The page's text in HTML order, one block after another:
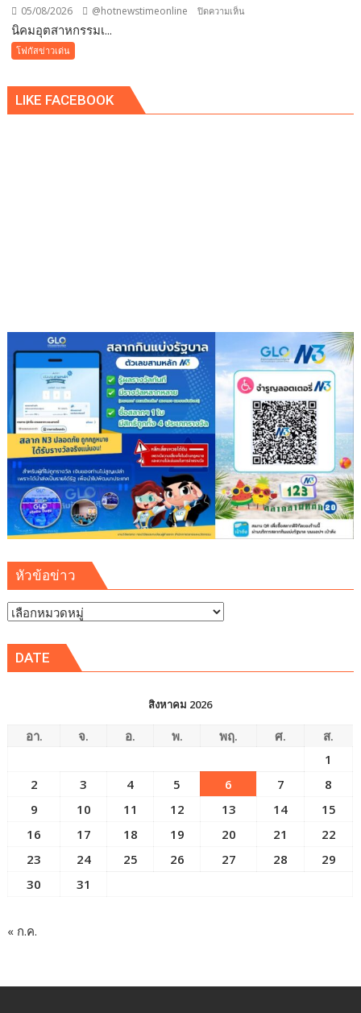
05/08/2026 @hotnewstimeonline ปิดความเห็น
ซ์
ความ
มั่นคง
ระบบ
สาธารณูปโภค
รองรับ
การ
เติบโต
เขต
พัฒนา
พิเศษ
ภาค
ตะวัน
​นิคมอุตสาหกรรมเ...
โฟกัสข่าวเด่น
LIKE FACEBOOK
หัวข้อข่าว
หัวข้อ
DATE
สิงหาคม 2026
อา. จ. อ. พ. พฤ. ศ.
ส.
1
2
3 4 5 6 7
8
9
10 11 12 13 14
15
16
17 18 19 20 21
22
23
24 25 26 27 28
29
30
31
« ก.ค.